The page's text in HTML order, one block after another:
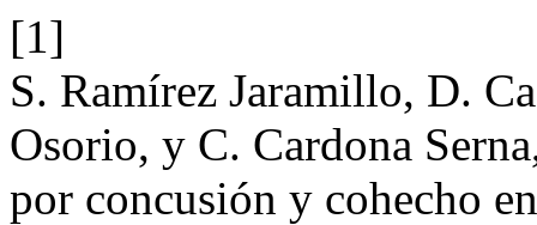
[1]
S. Ramírez Jaramillo, D.
Osorio, y C. Cardona
por concusión y cohecho